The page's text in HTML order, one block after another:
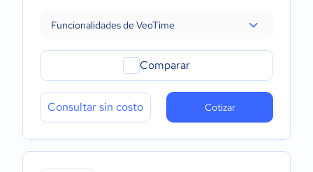
Funcionalidades de VeoTime
Comparar
Consultar sin costo Cotizar